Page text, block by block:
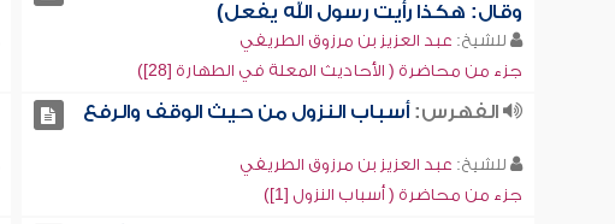
وقال: هكذا رأيت رسول الله يفعل)
للشيخ: عبد العزيز بن مرزوق الطريفي
جزء من محاضرة ( الأحاديث المعلة في الطهارة [28])
الفهرس:أسباب النزول من حيث الوقف والرفع
للشيخ: عبد العزيز بن مرزوق الطريفي
جزء من محاضرة ( أسباب النزول [1])